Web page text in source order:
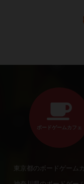
ボードゲームカフェ
東京都のボードゲーム